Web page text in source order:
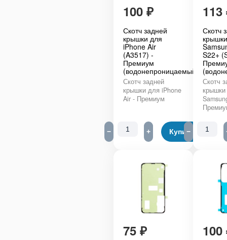
100 ₽
Скотч задней
крышки для
iPhone Air
(A3517) -
Премиум
(водонепроницаемый)
Скотч задней
крышки для iPhone
Air - Премиум
− + Купить
113
Скотч
S22+
Скотч
−
75 ₽ 100